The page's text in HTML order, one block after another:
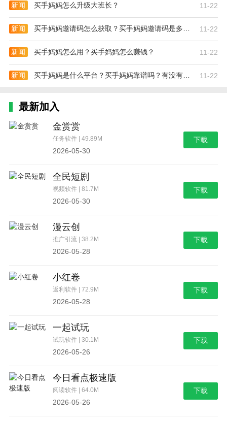
新闻 买手妈妈怎么升级大班长？ 11-22
新闻 11-22
新闻 买手妈妈怎么用？买手妈妈怎么赚钱？ 11-22
新闻 买手妈妈是什么平台？买手妈妈靠谱吗？有没有风险？ 11-22
最新加入
金赏赏
任务软件 | 49.89M
2026-05-30
下载
全民短剧
视频软件 | 81.7M
2026-05-30
下载
漫云创
推广引流 | 38.2M
2026-05-28
下载
小红卷
返利软件 | 72.9M
2026-05-28
下载
一起试玩
试玩软件 | 30.1M
2026-05-26
下载
今日看点极速版
阅读软件 | 64.0M
2026-05-26
下载